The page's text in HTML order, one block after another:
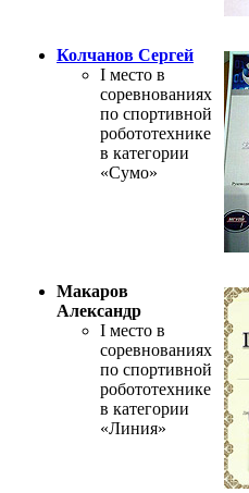
Колчанов Сергей
I место в
соревнованиях
по спортивной
робототехнике
в категории
«Сумо»
Макаров
Александр
I место в
соревнованиях
по спортивной
робототехнике
в категории
«Линия»